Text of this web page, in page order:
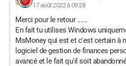
17 août 2022 à 09:28
Merci pour le retour ......
En fait tu utilises Windows
MsMoney qui est et c'est certain à
logiciel de gestion de finances
avancé et le fait qu'il soit